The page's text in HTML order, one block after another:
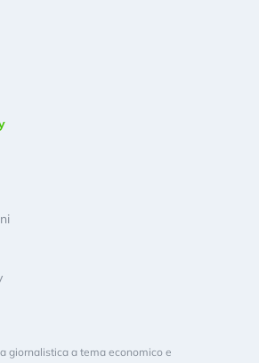
giornalistica a tema economico e